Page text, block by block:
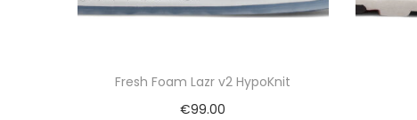
Fresh Foam Lazr v2 HypoKnit
€99.00